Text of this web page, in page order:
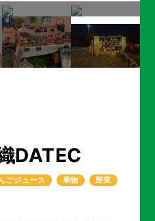
DATEC
ごジュース 果物
野菜